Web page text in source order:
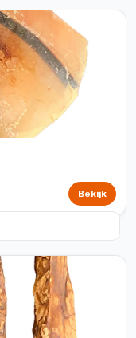
Bekijk